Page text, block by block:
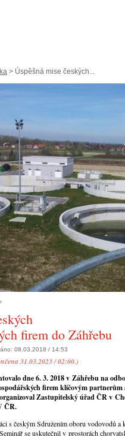
> Úspěšná mise českých...
firem do Záhřebu
08.03.2018 / 14:53
31.03.2023 / 02:00.)
dne 6. 3. 2018 v Záhřebu na
firem klíčovým
Zastupitelský úřad ČR v
ČR.
s českým Sdružením oboru vodovodů
se uskutečnil v prostorách